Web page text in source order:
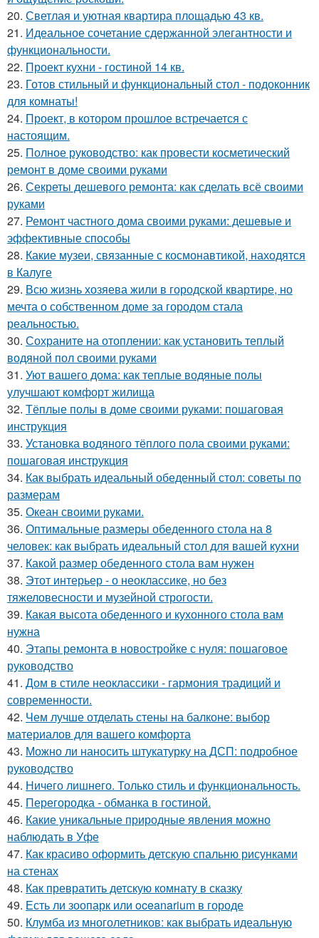
20. Светлая и уютная квартира площадью 43 кв.
21. Идеальное сочетание сдержанной элегантности и
функциональности.
22. Проект кухни - гостиной 14 кв.
23. Готов стильный и функциональный стол - подоконник
для комнаты!
24. Проект, в котором прошлое встречается с
настоящим.
25. Полное руководство: как провести косметический
ремонт в доме своими руками
26. Секреты дешевого ремонта: как сделать всё своими
руками
27. Ремонт частного дома своими руками: дешевые и
эффективные способы
28. Какие музеи, связанные с космонавтикой, находятся
в Калуге
29. Всю жизнь хозяева жили в городской квартире, но
мечта о собственном доме за городом стала
реальностью.
30. Сохраните на отоплении: как установить теплый
водяной пол своими руками
31. Уют вашего дома: как теплые водяные полы
улучшают комфорт жилища
32. Тёплые полы в доме своими руками: пошаговая
инструкция
33. Установка водяного тёплого пола своими руками:
пошаговая инструкция
34. Как выбрать идеальный обеденный стол: советы по
размерам
35. Океан своими руками.
36. Оптимальные размеры обеденного стола на 8
человек: как выбрать идеальный стол для вашей кухни
37. Какой размер обеденного стола вам нужен
38. Этот интерьер - о неоклассике, но без
тяжеловесности и музейной строгости.
39. Какая высота обеденного и кухонного стола вам
нужна
40. Этапы ремонта в новостройке с нуля: пошаговое
руководство
41. Дом в стиле неоклассики - гармония традиций и
современности.
42. Чем лучше отделать стены на балконе: выбор
материалов для вашего комфорта
43. Можно ли наносить штукатурку на ДСП: подробное
руководство
44. Ничего лишнего. Только стиль и функциональность.
45. Перегородка - обманка в гостиной.
46. Какие уникальные природные явления можно
наблюдать в Уфе
47. Как красиво оформить детскую спальню рисунками
на стенах
48. Как превратить детскую комнату в сказку
49. Есть ли зоопарк или oceanarium в городе
50. Клумба из многолетников: как выбрать идеальную